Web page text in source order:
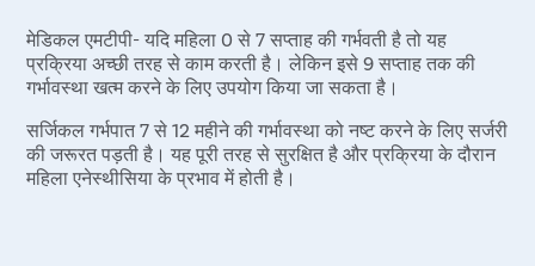
मेडिकल एमटीपी- यदि महिला 0 से 7 सप्ताह की गर्भवती है तो यह
प्रक्रिया अच्छी तरह से काम करती है। लेकिन इसे 9 सप्ताह तक की
गर्भावस्था खत्म करने के लिए उपयोग किया जा सकता है।
सर्जिकल गर्भपात 7 से 12 महीने की गर्भावस्था को नष्ट करने के लिए सर्जरी
की जरूरत पड़ती है। यह पूरी तरह से सुरक्षित है और प्रक्रिया के दौरान
महिला एनेस्थीसिया के प्रभाव में होती है।